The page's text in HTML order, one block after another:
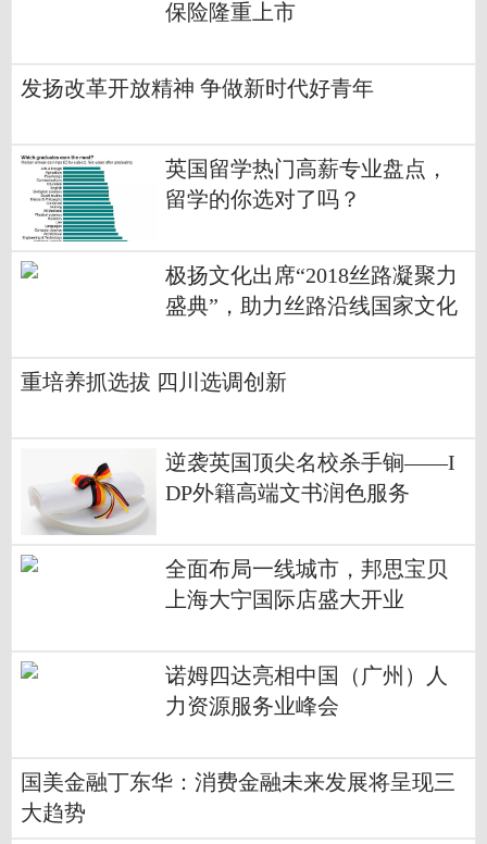
保险隆重上市
发扬改革开放精神 争做新时代好青年
英国留学热门高薪专业盘点，
留学的你选对了吗？
极扬文化出席“2018丝路凝聚力
盛典”，助力丝路沿线国家文化
重培养抓选拔 四川选调创新
逆袭英国顶尖名校杀手锏——I
DP外籍高端文书润色服务
全面布局一线城市，邦思宝贝
上海大宁国际店盛大开业
诺姆四达亮相中国（广州）人
力资源服务业峰会
国美金融丁东华：消费金融未来发展将呈现三
大趋势